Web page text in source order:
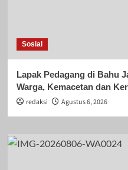
Sosial
Lapak Pedagang di Bahu
Warga, Kemacetan dan
redaksi
Agustus 6, 2026